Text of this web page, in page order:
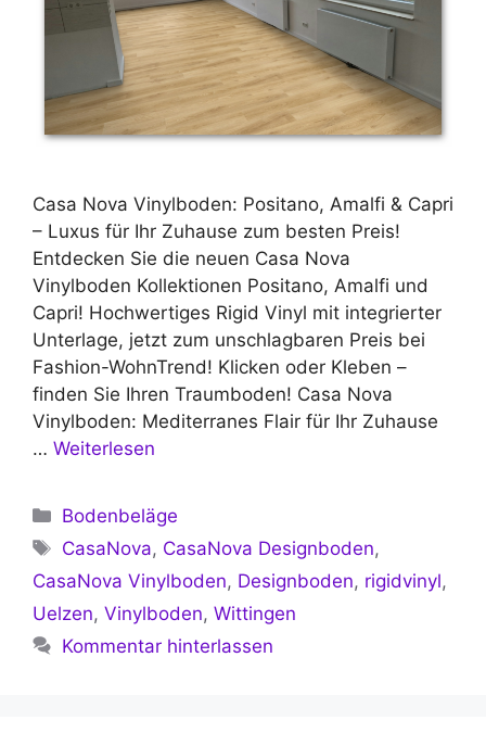
Casa Nova Vinylboden: Positano, Amalfi & Capri
– Luxus für Ihr Zuhause zum besten Preis!
Entdecken Sie die neuen Casa Nova
Vinylboden Kollektionen Positano, Amalfi und
Capri! Hochwertiges Rigid Vinyl mit integrierter
Unterlage, jetzt zum unschlagbaren Preis bei
Fashion-WohnTrend! Klicken oder Kleben –
finden Sie Ihren Traumboden! Casa Nova
Vinylboden: Mediterranes Flair für Ihr Zuhause
… Weiterlesen
Kategorien
Bodenbeläge
Schlagwörter
CasaNova, CasaNova Designboden,
CasaNova Vinylboden, Designboden, rigidvinyl,
Uelzen, Vinylboden, Wittingen
Kommentar hinterlassen